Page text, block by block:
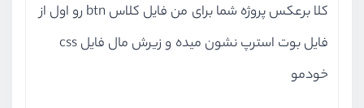
کلا برعکس پروژه شما برای من فایل کلاس btn رو اول از
فایل بوت استرپ نشون میده و زیرش مال فایل css
خودمو